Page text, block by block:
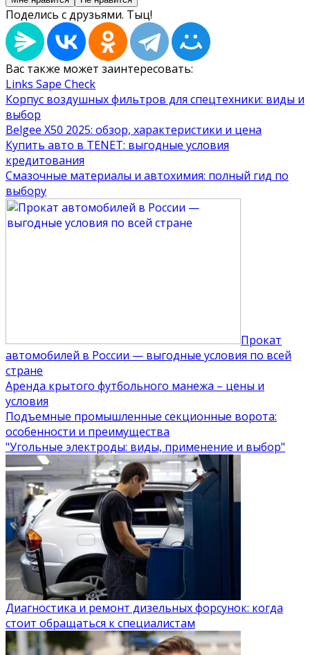
Поделись с друзьями. Тыц!
Вас также может заинтересовать:
Links Sape Check
Корпус воздушных фильтров для спецтехники: виды и
выбор
Belgee X50 2025: обзор, характеристики и цена
Купить авто в TENET: выгодные условия
кредитования
Смазочные материалы и автохимия: полный гид по
выбору
Прокат
автомобилей в России — выгодные условия по всей
стране
Аренда крытого футбольного манежа – цены и
условия
Подъемные промышленные секционные ворота:
особенности и преимущества
"Угольные электроды: виды, применение и выбор"
Диагностика и ремонт дизельных форсунок: когда
стоит обращаться к специалистам